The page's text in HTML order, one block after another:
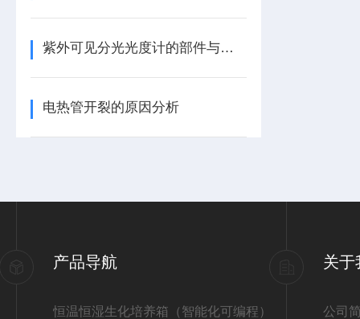
紫外可见分光光度计的部件与技术参数
电热管开裂的原因分析
产品导航
恒温恒湿生化培养箱（智能化可编程）
关于
公司